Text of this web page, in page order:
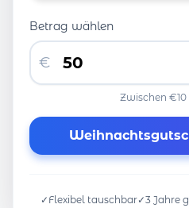
Betrag wählen
€
Zwischen
✓ Flexibel tauschbar✓3 Jahre